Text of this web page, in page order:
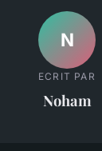
N
ECRIT PAR
Noham